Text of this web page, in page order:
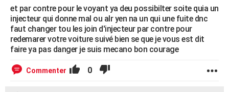
et par contre pour le voyant ya deu possibilter soite quia un
injecteur qui donne mal ou alr yen na un qui une fuite dnc
faut changer tou les join d'injecteur par contre pour
redemarer votre voiture suivé bien se que je vous est dit
faire ya pas danger je suis mecano bon courage
Commenter 0